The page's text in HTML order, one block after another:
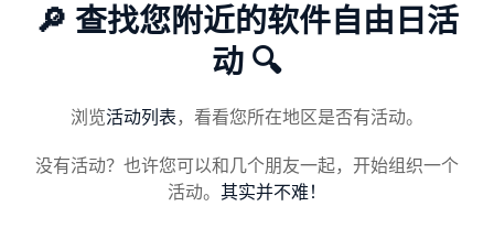
🔎 查找您附近的软件自由日活
动 🔍
浏览活动列表，看看您所在地区是否有活动。
没有活动？也许您可以和几个朋友一起，开始组织一个
活动。 其实并不难！